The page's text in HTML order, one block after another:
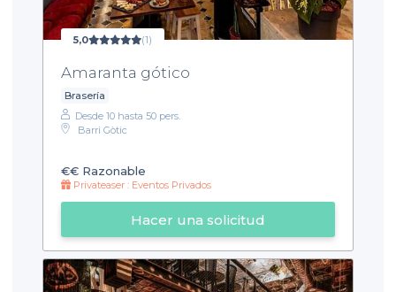
5,0 (1)
Amaranta gótico
Brasería
Desde 10 hasta 50 pers.
Barri Gòtic
€€ Razonable
Privateaser : Eventos Privados
Hacer una solicitud